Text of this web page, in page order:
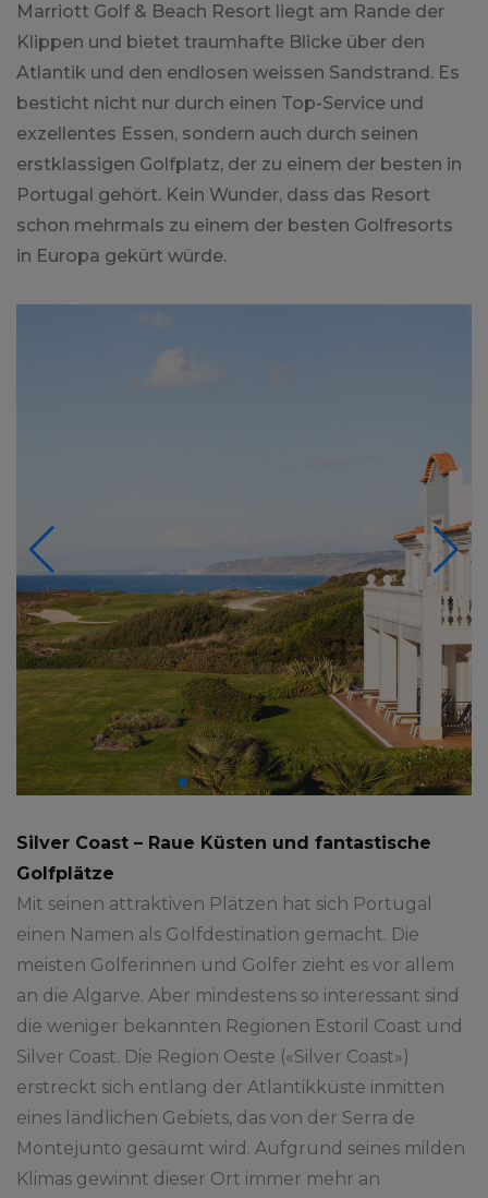
Marriott Golf & Beach Resort liegt am Rande der
Klippen und bietet traumhafte Blicke über den
Atlantik und den endlosen weissen Sandstrand. Es
besticht nicht nur durch einen Top-Service und
exzellentes Essen, sondern auch durch seinen
erstklassigen Golfplatz, der zu einem der besten in
Portugal gehört. Kein Wunder, dass das Resort
schon mehrmals zu einem der besten Golfresorts
in Europa gekürt würde.
Silver Coast – Raue Küsten und fantastische
Golfplätze
Mit seinen attraktiven Plätzen hat sich Portugal
einen Namen als Golfdestination gemacht. Die
meisten Golferinnen und Golfer zieht es vor allem
an die Algarve. Aber mindestens so interessant sind
die weniger bekannten Regionen Estoril Coast und
Silver Coast. Die Region Oeste («Silver Coast»)
erstreckt sich entlang der Atlantikküste inmitten
eines ländlichen Gebiets, das von der Serra de
Montejunto gesäumt wird. Aufgrund seines milden
Klimas gewinnt dieser Ort immer mehr an